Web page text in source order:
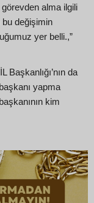
alma ilgili
bu değişimin
yer belli.,”
Başkanlığı’nın da
yapma
kim